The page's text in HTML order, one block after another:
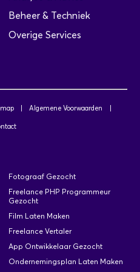
ter verbetering van
en/of logistiek.
en het
functionele
en analyseren
ter verbetering van
en/of logistiek.
wensen van de
functionele
Het opstellen van
Beheer & Techniek
Overige Services
Algemene Voorwaarden
Fotograaf Gezocht
Freelance PHP Programmeur
Gezocht
Film Laten Maken
Freelance Vertaler
App Ontwikkelaar Gezocht
Ondernemingsplan Laten Maken